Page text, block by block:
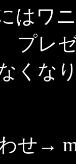
はワ
プレ
なくな
せ→